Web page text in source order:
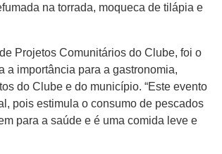
na torrada, moqueca de tilápia e
Projetos Comunitários do Clube, foi o
a importância para a gastronomia,
do Clube e do município. “Este evento
pois estimula o consumo de pescados
para a saúde e é uma comida leve e